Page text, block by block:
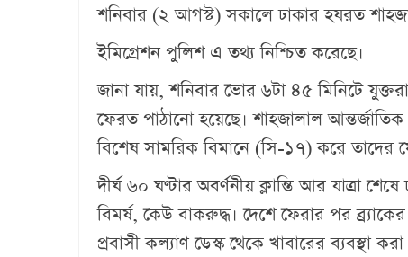
শনিবার (২ আগস্ট) সকালে ঢাকার হযরত
ইমিগ্রেশন পুলিশ এ তথ‌্য নিশ্চিত করেছে।
জানা যায়, শনিবার ভোর ৬টা ৪৫ মিনিটে
ফেরত পাঠানো হয়েছে। শাহজালাল
বিশেষ সামরিক বিমানে (সি-১৭) করে তাদের
দীর্ঘ ৬০ ঘণ্টার অবর্ণনীয় ক্লান্তি আর যাত্রা
বিমর্ষ, কেউ বাকরুদ্ধ। দেশে ফেরার পর
প্রবাসী কল্যাণ ডেস্ক থেকে খাবারের ব্যবস্থা